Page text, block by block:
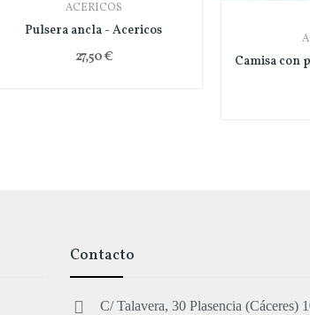
ACERICOS
Pulsera ancla - Acericos
27,50 €
Contacto
C/ Talavera, 30 Plasencia (Cáceres)